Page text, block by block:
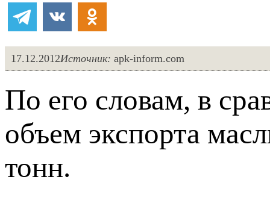
17.12.2012Источник: apk-inform.com
По его словам, в
объем экспорта
тонн.